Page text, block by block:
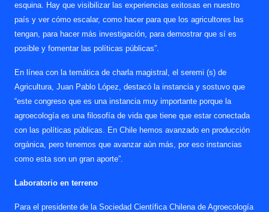
esquina. Hay que visibilizar las experiencias exitosas en nuestro
país y ver cómo escalar, como hacer para que los agricultores las
tengan, para hacer más investigación, para demostrar que sí es
posible y fomentar las políticas públicas”.
En línea con la temática de charla magistral, el seremi (s) de
Agricultura, Juan Pablo López, destacó la instancia y sostuvo que
“este congreso que es una instancia muy importante porque la
agroecología es una filosofía de vida que tiene que estar conectada
con las políticas públicas. En Chile hemos avanzado en producción
orgánica, pero tenemos que avanzar aún más, por eso instancias
como esta son un gran aporte”.
Laboratorio en terreno
Para el presidente de la Sociedad Científica Chilena de Agroecología